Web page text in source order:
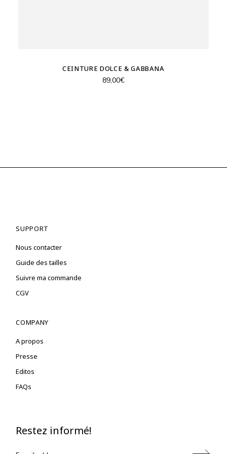
CEINTURE DOLCE & GABBANA
89,00€
SUPPORT
Nous contacter
Guide des tailles
Suivre ma commande
CGV
COMPANY
A propos
Presse
Editos
FAQs
Restez informé!